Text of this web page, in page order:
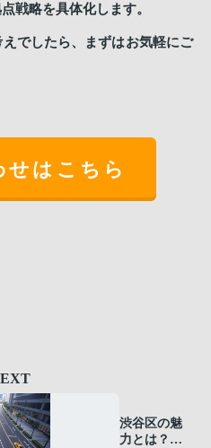
戦略を具体化します。
でしたら、まずはお気軽にご
せはこちら
渋谷区の魅
力とは？事